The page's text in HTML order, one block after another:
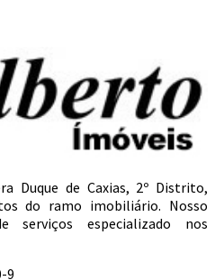
Duque de Caxias, 2º Distrito,
do ramo imobiliário. Nosso
serviços especializado nos
9